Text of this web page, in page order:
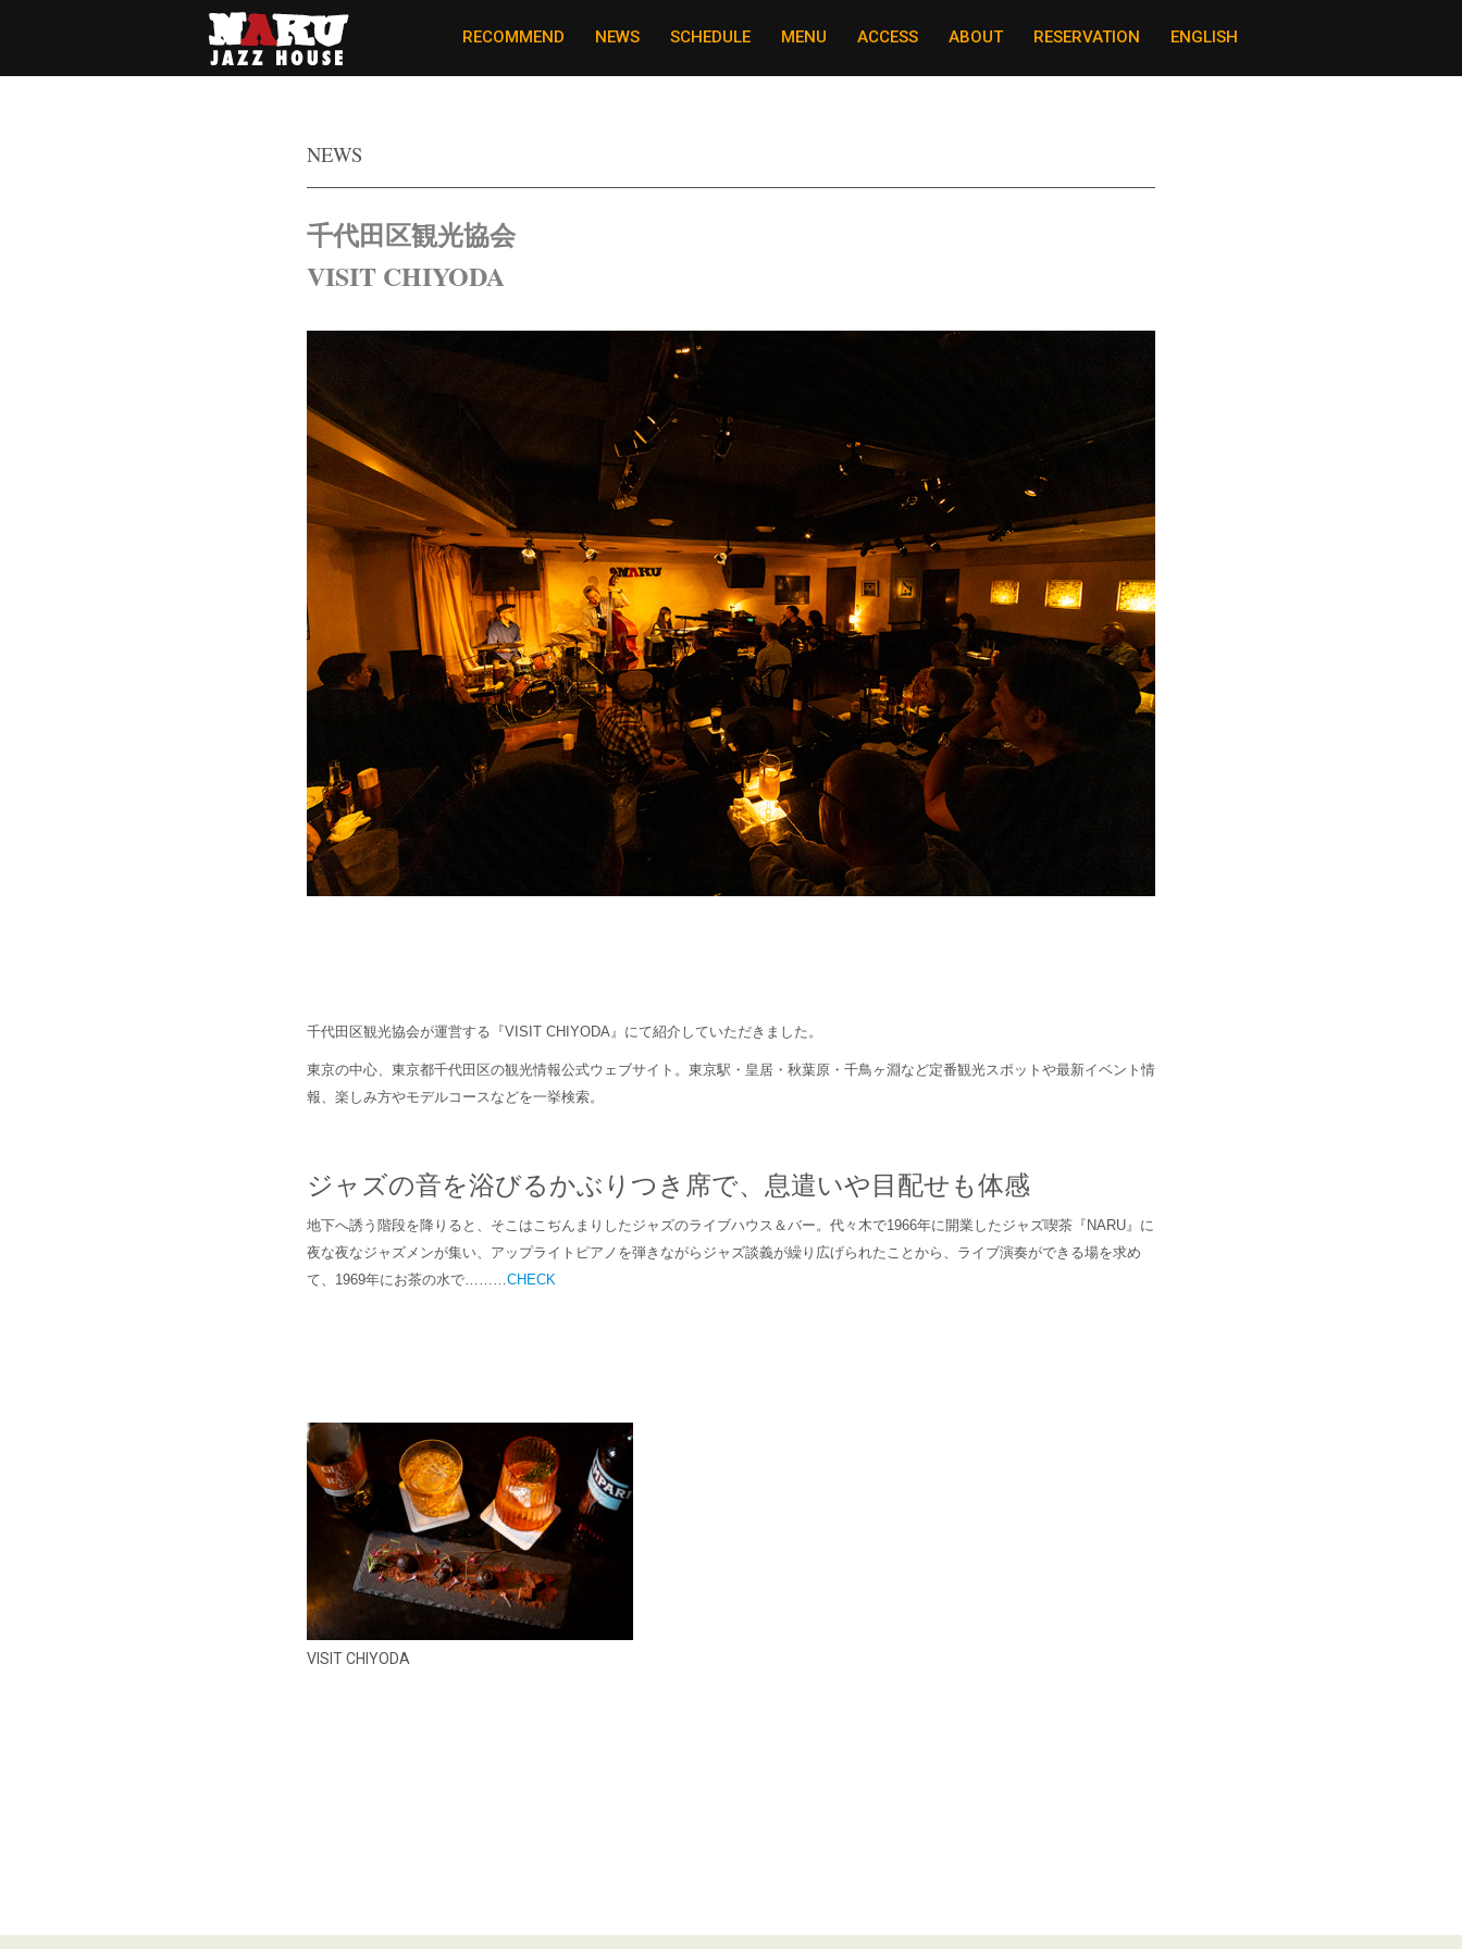
RECOMMEND NEWS SCHEDULE MENU ACCESS ABOUT RESERVATION ENGLISH
NEWS
千代田区観光協会
VISIT CHIYODA
千代田区観光協会が運営する『VISIT CHIYODA』にて紹介していただきました。
東京の中心、東京都千代田区の観光情報公式ウェブサイト。東京駅・皇居・秋葉原・千鳥ヶ淵など定番観光スポットや最新イベント情
報、楽しみ方やモデルコースなどを一挙検索。
ジャズの音を浴びるかぶりつき席で、息遣いや目配せも体感
地下へ誘う階段を降りると、そこはこぢんまりしたジャズのライブハウス＆バー。代々木で1966年に開業したジャズ喫茶『NARU』に
夜な夜なジャズメンが集い、アップライトピアノを弾きながらジャズ談義が繰り広げられたことから、ライブ演奏ができる場を求め
て、1969年にお茶の水で………CHECK
VISIT CHIYODA